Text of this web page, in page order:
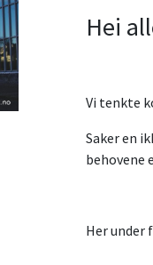
Hei
Vi tenkte
Saker en
behovene
Her under